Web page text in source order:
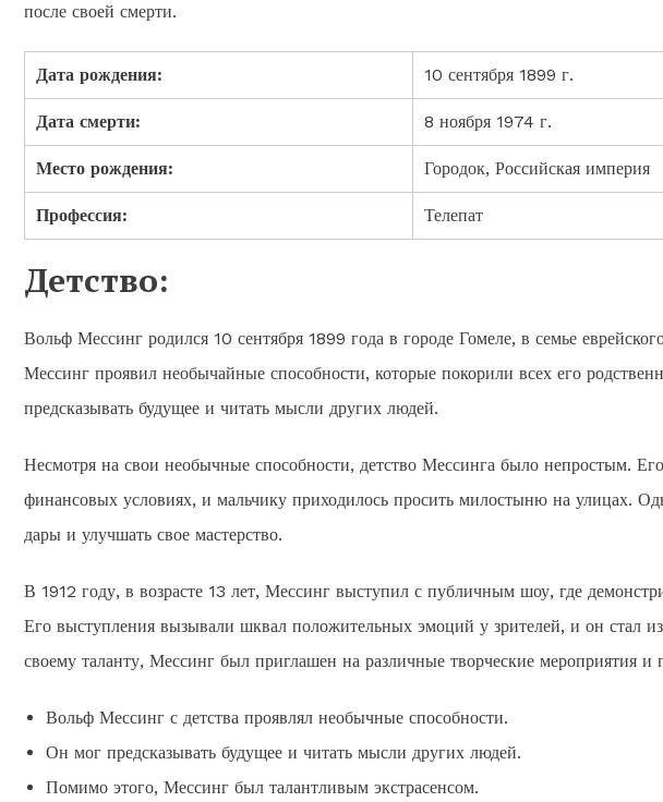
после своей смерти.
Дата рождения: 10 сентября 1899 г.
Дата смерти: 8 ноября 1974 г.
Место рождения: Городок, Российская империя
Профессия: Телепат
Детство:
Вольф Мессинг родился 10 сентября 1899 года в городе Гомеле, в семье
Мессинг проявил необычайные способности, которые покорили всех его
предсказывать будущее и читать мысли других людей.
Несмотря на свои необычные способности, детство Мессинга было непростым.
финансовых условиях, и мальчику приходилось просить милостыню на улицах.
дары и улучшать свое мастерство.
В 1912 году, в возрасте 13 лет, Мессинг выступил с публичным шоу, где
Его выступления вызывали шквал положительных эмоций у зрителей, и он стал
своему таланту, Мессинг был приглашен на различные творческие мероприятия
Вольф Мессинг с детства проявлял необычные способности.
Он мог предсказывать будущее и читать мысли других людей.
Помимо этого, Мессинг был талантливым экстрасенсом.